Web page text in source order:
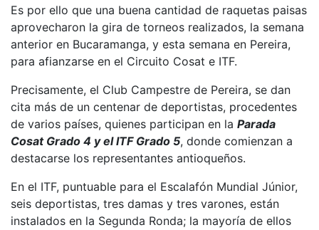
Es por ello que una buena cantidad de raquetas paisas
aprovecharon la gira de torneos realizados, la semana
anterior en Bucaramanga, y esta semana en Pereira,
para afianzarse en el Circuito Cosat e ITF.
Precisamente, el Club Campestre de Pereira, se dan
cita más de un centenar de deportistas, procedentes
de varios países, quienes participan en la Parada
Cosat Grado 4 y el ITF Grado 5, donde comienzan a
destacarse los representantes antioqueños.
En el ITF, puntuable para el Escalafón Mundial Júnior,
seis deportistas, tres damas y tres varones, están
instalados en la Segunda Ronda; la mayoría de ellos